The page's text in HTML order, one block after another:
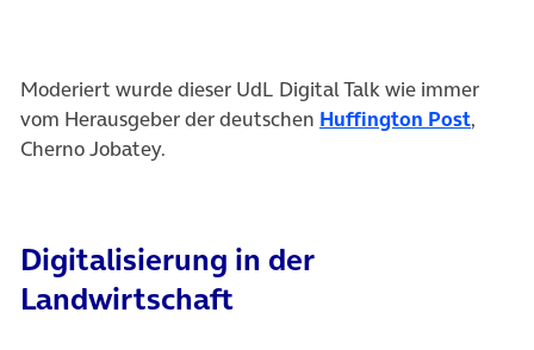
Moderiert wurde dieser UdL Digital Talk wie immer
vom Herausgeber der deutschen Huffington Post,
Cherno Jobatey.
Digitalisierung in der
Landwirtschaft